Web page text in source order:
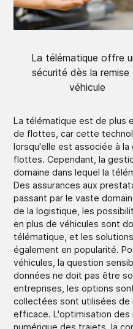
La télématique offre
sécurité dès la remise
véhicule
La télématique est de plus
de flottes, car cette
lorsqu'elle est associée à
flottes. Cependant, la
domaine dans lequel la
Des assurances aux
passant par le vaste
de la logistique, les
en plus de véhicules sont
télématique, et les
également en popularité.
véhicules, la question
données ne doit pas être
entreprises, les options
collectées sont utilisées de
efficace. L'optimisation
numérique des trajets, la